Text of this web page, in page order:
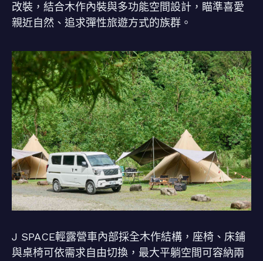
改裝，結合木作內裝與多功能空間設計，瞄準喜愛
親近自然、追求彈性旅遊方式的族群。
J SPACE輕露營車內部採全木作結構，座椅、床鋪
與桌椅可依需求自由切換，最大平躺空間可容納兩